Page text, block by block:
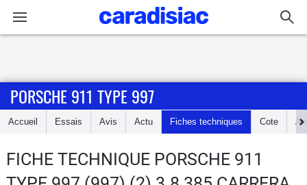
Accueil
Essais
PORSCHE 911 TYPE 997
Accueil Essais Avis Actu Fiches techniques Cote
FICHE TECHNIQUE PORSCHE 911